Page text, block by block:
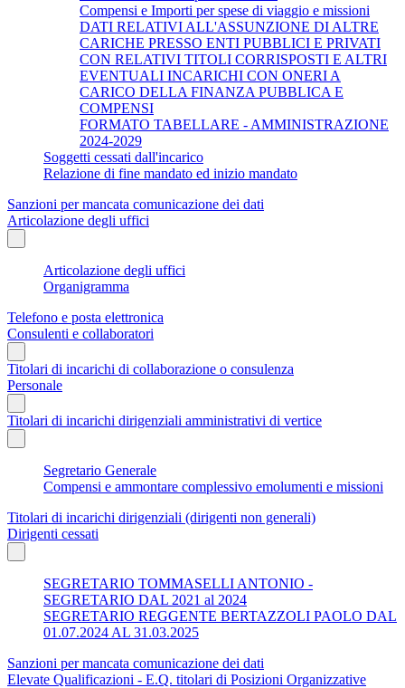
Compensi e Importi per spese di viaggio e missioni
DATI RELATIVI ALL'ASSUNZIONE DI ALTRE
CARICHE PRESSO ENTI PUBBLICI E PRIVATI
CON RELATIVI TITOLI CORRISPOSTI E ALTRI
EVENTUALI INCARICHI CON ONERI A
CARICO DELLA FINANZA PUBBLICA E
COMPENSI
FORMATO TABELLARE - AMMINISTRAZIONE
2024-2029
Soggetti cessati dall'incarico
Relazione di fine mandato ed inizio mandato
Sanzioni per mancata comunicazione dei dati
Articolazione degli uffici
Articolazione degli uffici
Organigramma
Telefono e posta elettronica
Consulenti e collaboratori
Titolari di incarichi di collaborazione o consulenza
Personale
Titolari di incarichi dirigenziali amministrativi di vertice
Segretario Generale
Compensi e ammontare complessivo emolumenti e missioni
Titolari di incarichi dirigenziali (dirigenti non generali)
Dirigenti cessati
SEGRETARIO TOMMASELLI ANTONIO -
SEGRETARIO DAL 2021 al 2024
SEGRETARIO REGGENTE BERTAZZOLI PAOLO DAL
01.07.2024 AL 31.03.2025
Sanzioni per mancata comunicazione dei dati
Elevate Qualificazioni - E.Q. titolari di Posizioni Organizzative